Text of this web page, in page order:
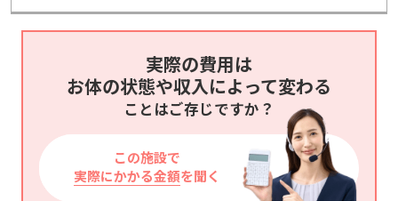
実際の費用は
お体の状態や収入によって変わる
ことはご存じですか？
この施設で
実際にかかる金額を聞く